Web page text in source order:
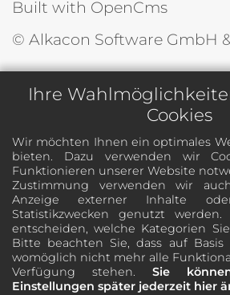
Ihre
Cookies
Wir möchten Ihnen ein optimales
bieten. Dazu verwenden wir
Funktionieren unserer Website
Zustimmung verwenden wir
Anzeige externer Inhalte
Statistikzwecken genutzt
entscheiden, welche Kategorien
Bitte beachten Sie, dass auf
womöglich nicht mehr alle
Verfügung stehen. Sie
Einstellungen später jederzeit hier
Built with OpenCms
© Alkacon Software GmbH